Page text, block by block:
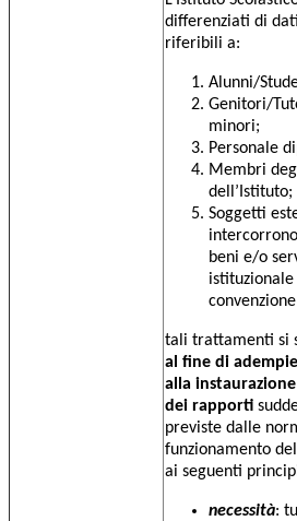
differenziati di
riferibili a:
Alunni/
Genitori/
minori;
Personale
Membri
dell’Istituto;
Soggetti
beni e/o
tali trattamenti si
al fine di
alla
dei rapporti
previste dalle
funzionamento
ai seguenti
necessità: